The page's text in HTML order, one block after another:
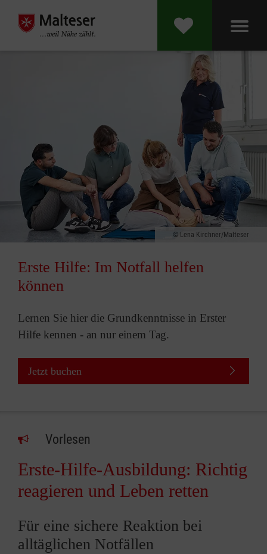
Lena Kirchner/Malteser
Erste Hilfe: Im Notfall helfen
können
Lernen Sie hier die Grundkenntnisse in Erster
Hilfe kennen - an nur einem Tag.
Jetzt buchen
Vorlesen
Erste-Hilfe-Ausbildung: Richtig
reagieren und Leben retten
Für eine sichere Reaktion bei
alltäglichen Notfällen